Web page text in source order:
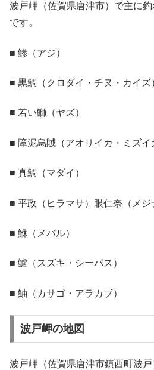
波戸岬（佐賀県唐津市）で主に
です。
■ 鯵（アジ）
■ 黒鯛（クロダイ・チヌ・カイズ
■ 若い鰤（ヤズ）
■ 障泥烏賊（アオリイカ・ミズイ
■ 真鯛（マダイ）
■ 平政（ヒラマサ）眼仁奈（メジ
■ 鮴（メバル）
■ 鱸（スズキ・シーバス）
■ 鮋（カサゴ・アラカブ）
波戸岬の地図
波戸岬（佐賀県唐津市鎮西町波戸